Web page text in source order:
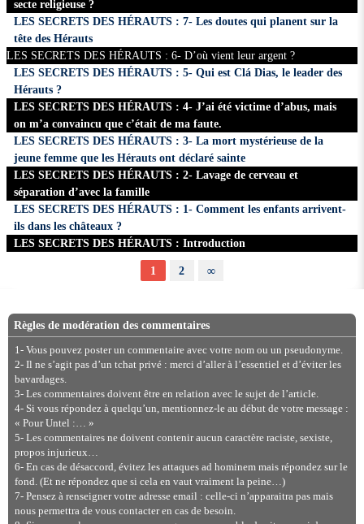
secte religieuse ?
LES SECRETS DES HÉRAUTS : 7- Les doutes qui planent sur la
tête des Hérauts
LES SECRETS DES HÉRAUTS : 6- D’où vient leur argent ?
LES SECRETS DES HÉRAUTS : 5- Qui est Clá Dias, le leader des
Hérauts ?
LES SECRETS DES HÉRAUTS : 4- J’ai été victime d’abus, mais
on m’a convaincu que c’était de ma faute.
LES SECRETS DES HÉRAUTS : 3- La mort mystérieuse de la
jeune femme que les Hérauts ont déclaré sainte
LES SECRETS DES HÉRAUTS : 2- Lavage de cerveau et
séparation d’avec la famille
LES SECRETS DES HÉRAUTS : 1- Comment les enfants arrivent-
ils dans les châteaux ?
LES SECRETS DES HÉRAUTS : Introduction
1 2 ∞
Règles de modération des commentaires
1- Vous pouvez poster un commentaire avec votre nom ou un pseudonyme.
2- Il ne s’agit pas d’un tchat privé : merci d’aller à l’essentiel et d’éviter les
bavardages.
3- Les commentaires doivent être en relation avec le sujet de l’article.
4- Si vous répondez à quelqu’un, mentionnez-le au début de votre message :
« Pour Untel :… »
5- Les commentaires ne doivent contenir aucun caractère raciste, sexiste,
propos injurieux…
6- En cas de désaccord, évitez les attaques ad hominem mais répondez sur le
fond. (Et ne répondez que si cela en vaut vraiment la peine…)
7- Pensez à renseigner votre adresse email : celle-ci n’apparaitra pas mais
nous permettra de vous contacter en cas de besoin.